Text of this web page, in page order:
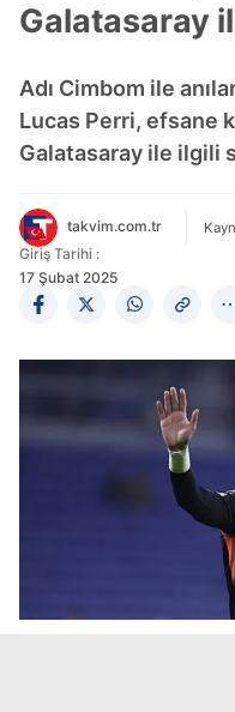
Galatasaray
Adı Cimbom ile
Lucas Perri, efsane
Galatasaray ile ilgili
takvim.com.tr
Giriş Tarihi :
17 Şubat 2025